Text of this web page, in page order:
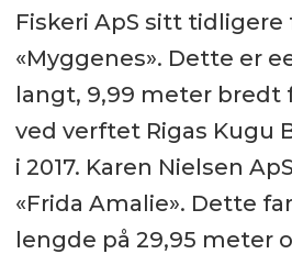
Fiskeri ApS sitt tidligere
«Myggenes». Dette er
langt, 9,99 meter bredt
ved verftet Rigas Kugu
i 2017. Karen Nielsen
«Frida Amalie». Dette
lengde på 29,95 meter